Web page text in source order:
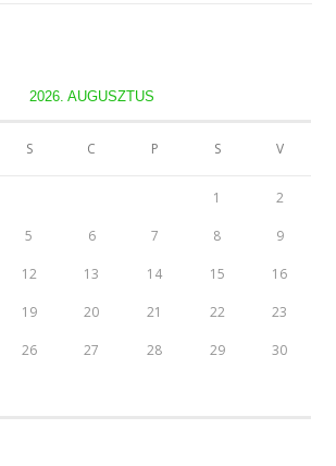
2026. AUGUSZTUS
S C P S V
1 2
5 6 7 8 9
12 13 14 15 16
19 20 21 22 23
26 27 28 29 30